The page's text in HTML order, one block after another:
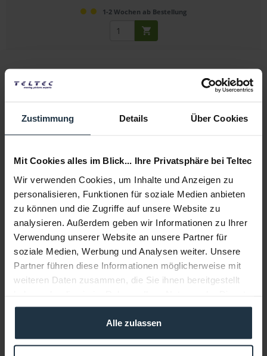
Zustimmung Details Über Cookies
Mit Cookies alles im Blick... Ihre Privatsphäre bei Teltec
Wir verwenden Cookies, um Inhalte und Anzeigen zu
personalisieren, Funktionen für soziale Medien anbieten
zu können und die Zugriffe auf unsere Website zu
analysieren. Außerdem geben wir Informationen zu Ihrer
Verwendung unserer Website an unsere Partner für
soziale Medien, Werbung und Analysen weiter. Unsere
Partner führen diese Informationen möglicherweise mit
weiteren Daten zusammen, die Sie ihnen bereitgestellt
gesammelt haben.
Alle zulassen
1-2 Wochen ab Bestellung
Artikelnummer: 12290811
-10% € 26,47
Brutto: € 31,50